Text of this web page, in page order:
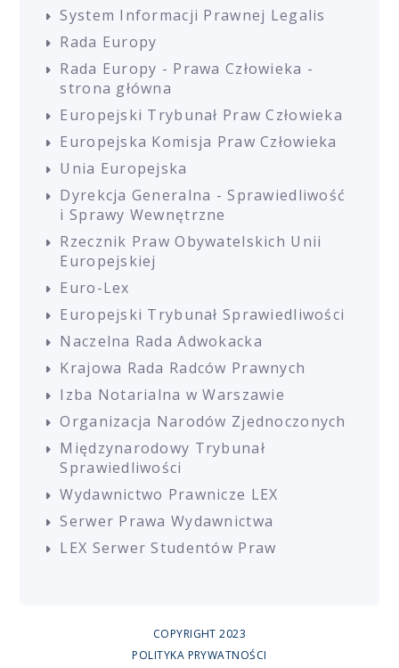
System Informacji Prawnej Legalis
Rada Europy
Rada Europy - Prawa Człowieka -
strona główna
Europejski Trybunał Praw Człowieka
Europejska Komisja Praw Człowieka
Unia Europejska
Dyrekcja Generalna - Sprawiedliwość
i Sprawy Wewnętrzne
Rzecznik Praw Obywatelskich Unii
Europejskiej
Euro-Lex
Europejski Trybunał Sprawiedliwości
Naczelna Rada Adwokacka
Krajowa Rada Radców Prawnych
Izba Notarialna w Warszawie
Organizacja Narodów Zjednoczonych
Międzynarodowy Trybunał
Sprawiedliwości
Wydawnictwo Prawnicze LEX
Serwer Prawa Wydawnictwa
LEX Serwer Studentów Praw
COPYRIGHT 2023
POLITYKA PRYWATNOŚCI